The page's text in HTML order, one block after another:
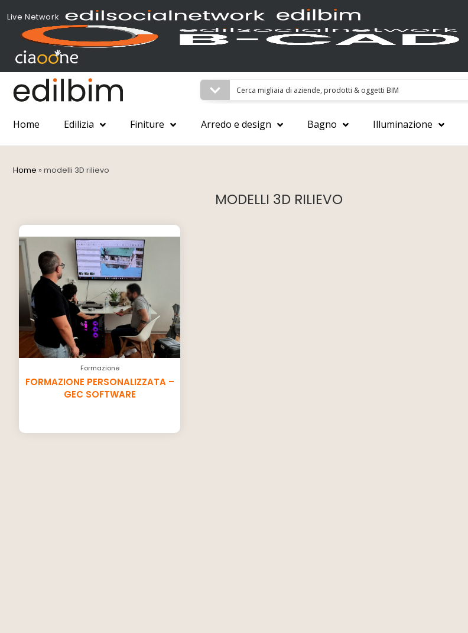
Live Network
Home Edilizia Finiture Arredo e design Bagno Illuminazione
Home » modelli 3D rilievo
MODELLI 3D RILIEVO
Formazione
FORMAZIONE PERSONALIZZATA –
GEC SOFTWARE